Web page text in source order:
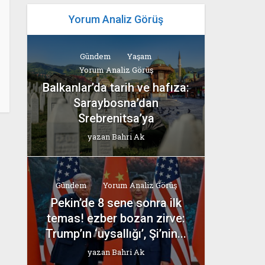
Yorum Analiz Görüş
Gündem
Yaşam
Yorum Analiz Görüş
Balkanlar’da tarih ve hafıza:
Saraybosna’dan
Srebrenitsa’ya
yazanBahri Ak
Gündem Yorum Analiz Görüş
Pekin’de 8 sene sonra ilk
temas! ezber bozan zirve:
Trump’ın ‘uysallığı’, Şi’nin...
yazanBahri Ak